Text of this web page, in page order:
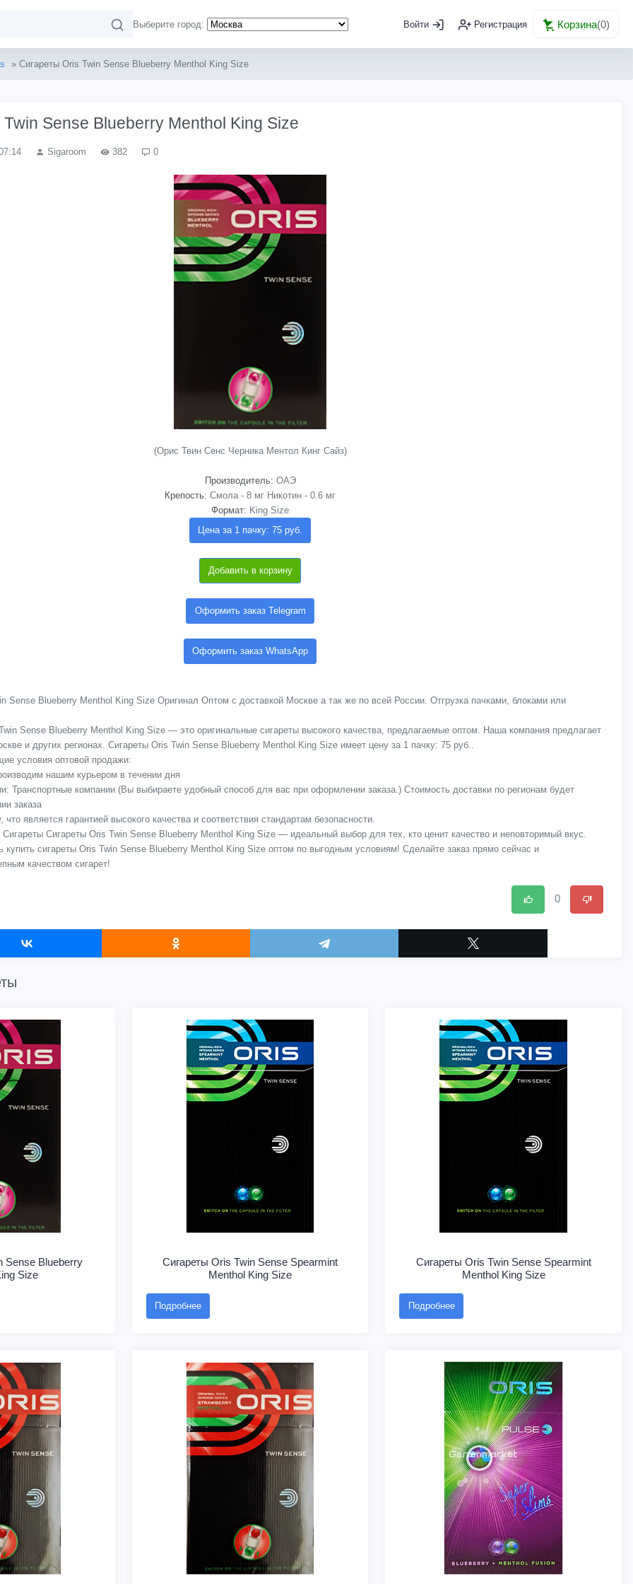
Выберите город: Войти Регистрация Корзина(0)
» Сигареты Oris Twin Sense Blueberry Menthol King Size
Sense Blueberry Menthol King Size
Sigaroom 382 0
(Орис Твин Сенс Черника Ментол Кинг Сайз)
Производитель: ОАЭ
Крепость: Смола - 8 мг Никотин - 0.6 мг
Формат: King Size
Цена за 1 пачку: 75 руб.
Добавить в корзину
Оформить заказ Telegram
Оформить заказ WhatsApp
Sense Blueberry Menthol King Size Оригинал Оптом с доставкой Москве а так же по всей России. Отгрузка пачками, блоками или
Sense Blueberry Menthol King Size — это оригинальные сигареты высокого качества, предлагаемые оптом. Наша компания предлагает
и других регионах. Сигареты Oris Twin Sense Blueberry Menthol King Size имеет цену за 1 пачку: 75 руб..
условия оптовой продажи:
нашим курьером в течении дня
Транспортные компании (Вы выбираете удобный способ для вас при оформлении заказа.) Стоимость доставки по регионам будет
заказа
является гарантией высокого качества и соответствия стандартам безопасности.
Сигареты Сигареты Oris Twin Sense Blueberry Menthol King Size — идеальный выбор для тех, кто ценит качество и неповторимый вкус.
купить сигареты Oris Twin Sense Blueberry Menthol King Size оптом по выгодным условиям! Сделайте заказ прямо сейчас и
качеством сигарет!
0
Sense Blueberry
Size
Сигареты Oris Twin Sense Spearmint
Menthol King Size
Подробнее
Сигареты Oris Twin Sense Spearmint
Menthol King Size
Подробнее